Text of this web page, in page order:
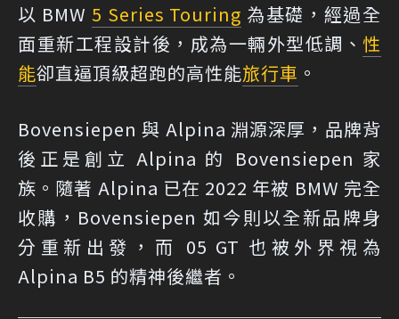
以 BMW 5 Series Touring 為基礎，經過全
面重新工程設計後，成為一輛外型低調、 性
能卻直逼頂級超跑的高性能旅行車 。
Bovensiepen 與 Alpina 淵源深厚，品牌背
後正是創立 Alpina 的 Bovensiepen 家
族。隨著 Alpina 已在 2022 年被 BMW 完全
收購，Bovensiepen 如今則以全新品牌身
分重新出發，而 05 GT 也被外界視為
Alpina B5 的精神後繼者。